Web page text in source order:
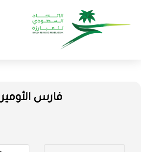
فارس الأومير